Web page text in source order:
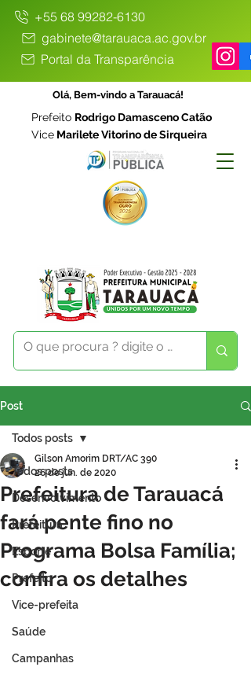
+55 68 99282-6130
gabinete@tarauaca.ac.gov.br
Portal da Transparência
Olá, Bem-vindo a Tarauacá!
Prefeito Rodrigo Damasceno Catão
Vice Marilete Vitorino de Sirqueira
Post
Todos posts
Desenvolvimento
Prefeitura
Esporte
Prefeito
Vice-prefeita
Saúde
Campanhas
Todos posts
Prefeitura de Tarauacá
fará pente fino no
Programa Bolsa Família;
confira os detalhes
Gilson Amorim DRT/AC 390
26 de jun. de 2020